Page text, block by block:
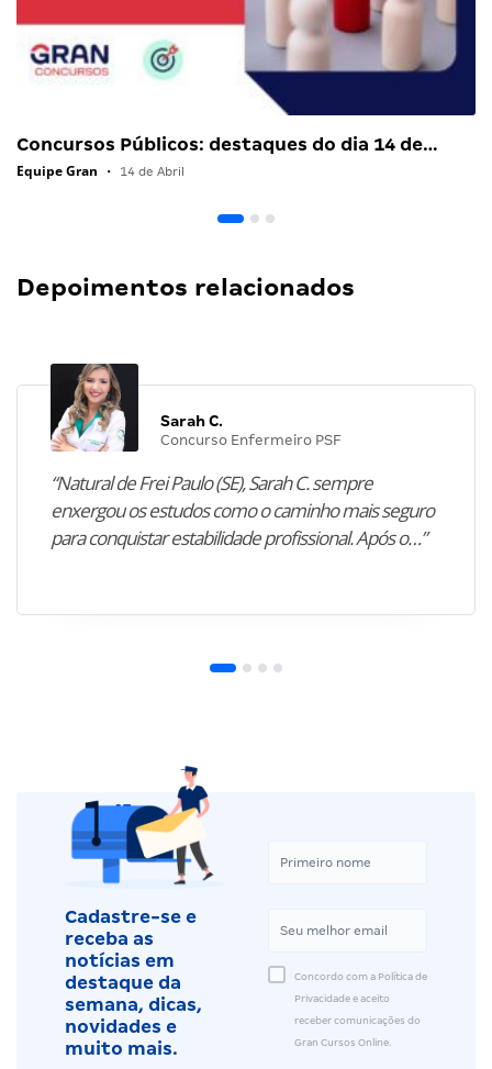
Concursos Públicos: destaques do dia 14 de…
Equipe Gran • 14 de Abril
Depoimentos relacionados
Sarah C.
Concurso Enfermeiro PSF
“Natural de Frei Paulo (SE), Sarah C. sempre
enxergou os estudos como o caminho mais seguro
para conquistar estabilidade profissional. Após o…”
Cadastre-se e
receba as
notícias em
destaque da
semana, dicas,
novidades e
muito mais.
Concordo com a Política de
Privacidade e aceito
receber comunicações do
Gran Cursos Online.